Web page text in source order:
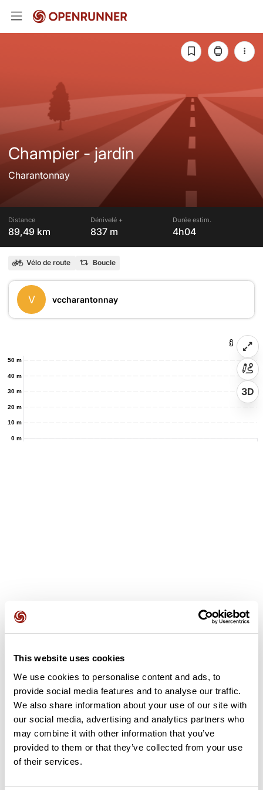
This website uses cookies
We use cookies to personalise content and ads, to
provide social media features and to analyse our traffic.
We also share information about your use of our site with
our social media, advertising and analytics partners who
may combine it with other information that you’ve
provided to them or that they’ve collected from your use
of their services.
Champier - jardin
Charantonnay
Distance
89,49 km
Dénivelé +
837 m
Durée estim.
4h04
Vélo de route Boucle
V vccharantonnay
0 m
10 m
20 m
30 m
40 m
50 m
3D
Ajouter un avis
Découvrez ce parcours de vélo de 89,5 km à proximité de